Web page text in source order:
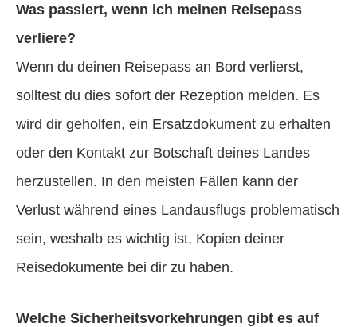
Was passiert, wenn ich meinen Reisepass
verliere?
Wenn du deinen Reisepass an Bord verlierst,
solltest du dies sofort der Rezeption melden. Es
wird dir geholfen, ein Ersatzdokument zu erhalten
oder den Kontakt zur Botschaft deines Landes
herzustellen. In den meisten Fällen kann der
Verlust während eines Landausflugs problematisch
sein, weshalb es wichtig ist, Kopien deiner
Reisedokumente bei dir zu haben.
Welche Sicherheitsvorkehrungen gibt es auf